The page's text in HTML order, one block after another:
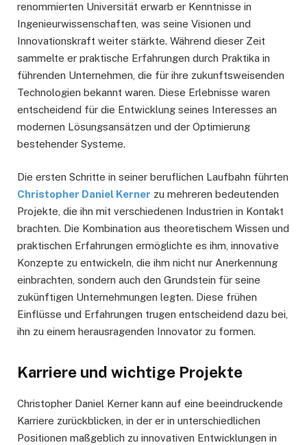
renommierten Universität erwarb er Kenntnisse in
Ingenieurwissenschaften, was seine Visionen und
Innovationskraft weiter stärkte. Während dieser Zeit
sammelte er praktische Erfahrungen durch Praktika in
führenden Unternehmen, die für ihre zukunftsweisenden
Technologien bekannt waren. Diese Erlebnisse waren
entscheidend für die Entwicklung seines Interesses an
modernen Lösungsansätzen und der Optimierung
bestehender Systeme.
Die ersten Schritte in seiner beruflichen Laufbahn führten
Christopher Daniel Kerner zu mehreren bedeutenden
Projekte, die ihn mit verschiedenen Industrien in Kontakt
brachten. Die Kombination aus theoretischem Wissen und
praktischen Erfahrungen ermöglichte es ihm, innovative
Konzepte zu entwickeln, die ihm nicht nur Anerkennung
einbrachten, sondern auch den Grundstein für seine
zukünftigen Unternehmungen legten. Diese frühen
Einflüsse und Erfahrungen trugen entscheidend dazu bei,
ihn zu einem herausragenden Innovator zu formen.
Karriere und wichtige Projekte
Christopher Daniel Kerner kann auf eine beeindruckende
Karriere zurückblicken, in der er in unterschiedlichen
Positionen maßgeblich zu innovativen Entwicklungen in